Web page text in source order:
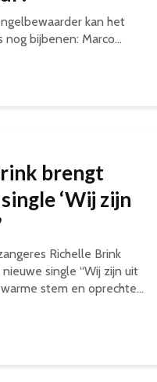
kan het
bijbenen: Marco...
brengt
‘Wij zijn
Richelle Brink
single “Wij zijn uit
stem en oprechte...